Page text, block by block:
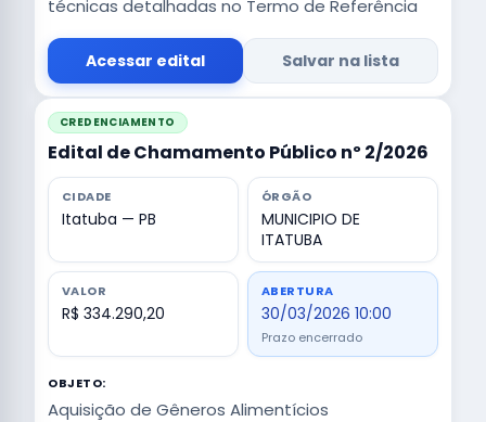
técnicas detalhadas no Termo de Referência
Acessar edital Salvar na lista
CREDENCIAMENTO
Edital de Chamamento Público nº 2/2026
CIDADE
Itatuba — PB
ÓRGÃO
MUNICIPIO DE
ITATUBA
VALOR
R$ 334.290,20
ABERTURA
30/03/2026 10:00
Prazo encerrado
OBJETO:
Aquisição de Gêneros Alimentícios